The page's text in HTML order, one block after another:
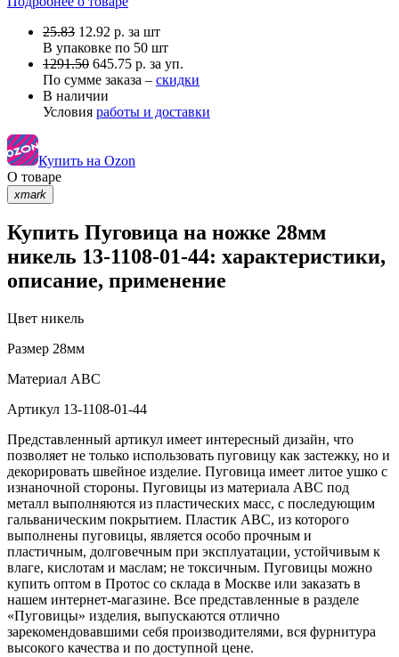
25.83 12.92 р. за шт
В упаковке по 50 шт
1291.50 645.75 р. за уп.
По сумме заказа – скидки
В наличии
Условия работы и доставки
Купить на Ozon
О товаре
xmark
Купить Пуговица на ножке 28мм
никель 13-1108-01-44: характеристики,
описание, применение
Цвет никель
Размер 28мм
Материал АВС
Артикул 13-1108-01-44
Представленный артикул имеет интересный дизайн, что
позволяет не только использовать пуговицу как застежку, но и
декорировать швейное изделие. Пуговица имеет литое ушко с
изнаночной стороны. Пуговицы из материала АВС под
металл выполняются из пластических масс, с последующим
гальваническим покрытием. Пластик АВС, из которого
выполнены пуговицы, является особо прочным и
пластичным, долговечным при эксплуатации, устойчивым к
влаге, кислотам и маслам; не токсичным. Пуговицы можно
купить оптом в Протос со склада в Москве или заказать в
нашем интернет-магазине. Все представленные в разделе
«Пуговицы» изделия, выпускаются отлично
зарекомендовавшими себя производителями, вся фурнитура
высокого качества и по доступной цене.